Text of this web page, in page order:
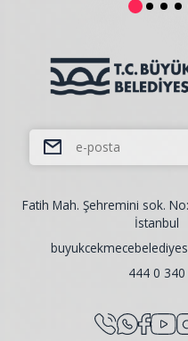
Fatih Mah. Şehremini sok.
İstanbul
444 0 340